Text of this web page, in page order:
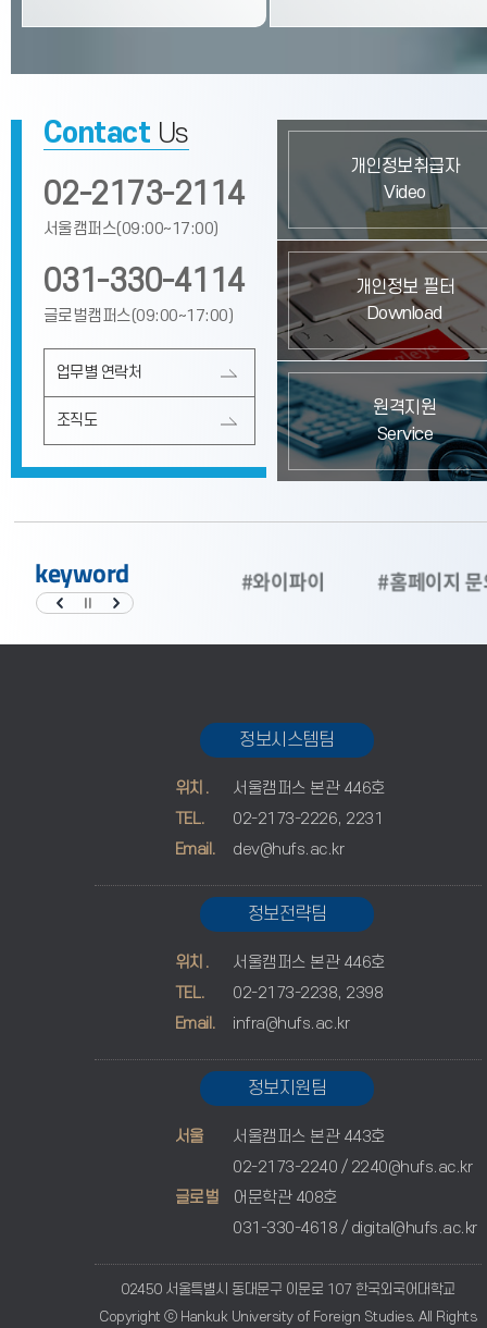
Contact Us
02-2173-2114
서울캠퍼스(09:00~17:00)
031-330-4114
글로벌캠퍼스(09:00~17:00)
업무별 연락처
조직도
개인정보취급자
Video
개인정보 필터
Download
원격지원
Service
keyword
#대학정보공시 #와이파이 #홈페이지 문
정보시스템팀
위치.
서울캠퍼스 본관 446호
TEL.
02-2173-2226, 2231
Email.
dev@hufs.ac.kr
정보전략팀
위치.
서울캠퍼스 본관 446호
TEL.
02-2173-2238, 2398
Email.
infra@hufs.ac.kr
정보지원팀
서울
서울캠퍼스 본관 443호
02-2173-2240 / 2240@hufs.ac.kr
글로벌
어문학관 408호
031-330-4618 / digital@hufs.ac.kr
02450 서울특별시 동대문구 이문로 107 한국외국어대학교
Copyright ⓒ Hankuk University of Foreign Studies. All Rights